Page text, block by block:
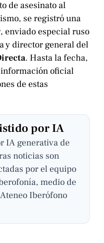
de asesinato al
se registró una
, enviado especial ruso
y director general del
. Hasta la fecha,
oficial
de estas
por IA
IA generativa de
noticias son
por el equipo
medio de
Iberófono